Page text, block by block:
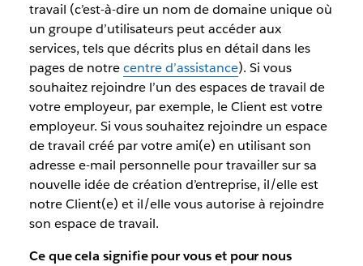
travail (c’est-à-dire un nom de domaine unique où
un groupe d’utilisateurs peut accéder aux
services, tels que décrits plus en détail dans les
pages de notrecentre d’assistance). Si vous
souhaitez rejoindre l’un des espaces de travail de
votre employeur, par exemple, le Client est votre
employeur. Si vous souhaitez rejoindre un espace
de travail créé par votre ami(e) en utilisant son
adresse e-mail personnelle pour travailler sur sa
nouvelle idée de création d’entreprise, il/elle est
notre Client(e) et il/elle vous autorise à rejoindre
son espace de travail.
Ce que cela signifie pour vous et pour nous